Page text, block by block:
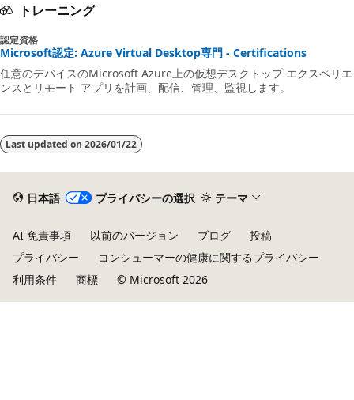
トレーニング
認定資格
Microsoft認定: Azure Virtual Desktop専門 - Certifications
任意のデバイスのMicrosoft Azure上の仮想デスクトップ エクスペリエ
ンスとリモート アプリを計画、配信、管理、監視します。
Last updated on 2026/01/22
日本語 プライバシーの選択 テーマ
AI 免責事項 以前のバージョン ブログ
投稿
プライバシー
コンシューマーの健康に関するプライバシー
利用条件
商標 © Microsoft 2026